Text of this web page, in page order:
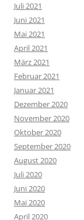
Juli 2021
Juni 2021
Mai 2021
April 2021
März 2021
Februar 2021
Januar 2021
Dezember 2020
November 2020
Oktober 2020
September 2020
August 2020
Juli 2020
Juni 2020
Mai 2020
April 2020